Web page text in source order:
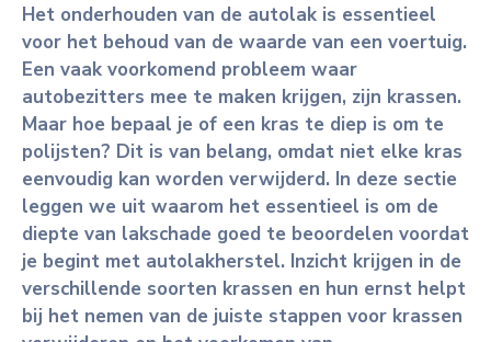
Het onderhouden van de autolak is essentieel
voor het behoud van de waarde van een voertuig.
Een vaak voorkomend probleem waar
autobezitters mee te maken krijgen, zijn krassen.
Maar hoe bepaal je of een kras te diep is om te
polijsten? Dit is van belang, omdat niet elke kras
eenvoudig kan worden verwijderd. In deze sectie
leggen we uit waarom het essentieel is om de
diepte van lakschade goed te beoordelen voordat
je begint met autolakherstel. Inzicht krijgen in de
verschillende soorten krassen en hun ernst helpt
bij het nemen van de juiste stappen voor krassen